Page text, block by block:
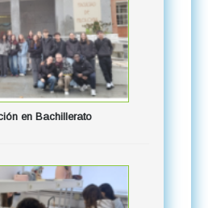
en Bachillerato